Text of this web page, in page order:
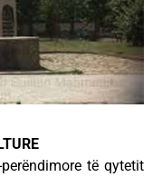
të qytetit